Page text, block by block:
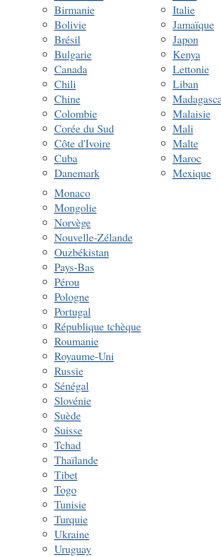
Birmanie
Bolivie
Brésil
Bulgarie
Canada
Chili
Chine
Colombie
Corée du Sud
Côte d'Ivoire
Cuba
Danemark
Italie
Jamaïque
Japon
Kenya
Lettonie
Liban
Malaisie
Mali
Malte
Maroc
Mexique
Monaco
Mongolie
Norvège
Nouvelle-Zélande
Ouzbékistan
Pays-Bas
Pérou
Pologne
Portugal
République tchèque
Roumanie
Royaume-Uni
Russie
Sénégal
Slovénie
Suède
Suisse
Tchad
Thaïlande
Tibet
Togo
Tunisie
Turquie
Ukraine
Uruguay